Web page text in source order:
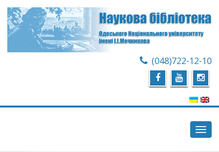
(048)722-12-10